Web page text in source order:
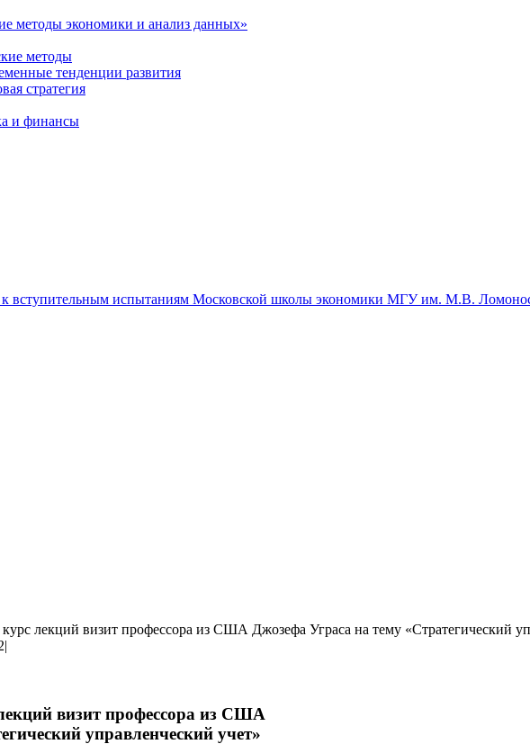
методы экономики и анализ данных»
методы
тенденции развития
стратегия
и финансы
к вступительным испытаниям Московской школы экономики МГУ им. М.В.
лекций визит профессора из США Джозефа Уграса на тему «Стратегический
|
визит профессора из США
управленческий учет»